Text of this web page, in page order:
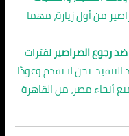
من أول زيارة، مهما
رجوع الصراصير لفترات
نحن لا نقدم وعودًا
أنحاء مصر، من القاهرة